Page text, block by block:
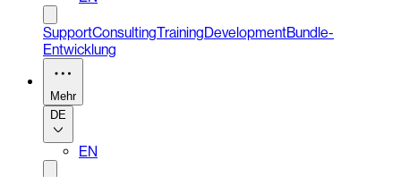
SupportConsultingTrainingDevelopmentBundle-
Entwicklung
Mehr
DE
EN